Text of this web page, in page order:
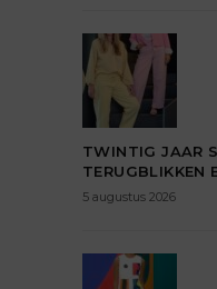
TWINTIG JAAR
TERUGBLIKKEN
5 augustus 2026